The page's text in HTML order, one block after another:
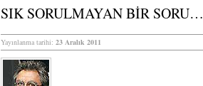
SIK SORULMAYAN BİR SORU…
Yayınlanma tarihi: 23 Aralık 2011